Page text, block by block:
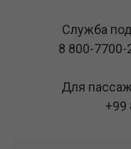
Служба
8 800-7700-
Для
+99